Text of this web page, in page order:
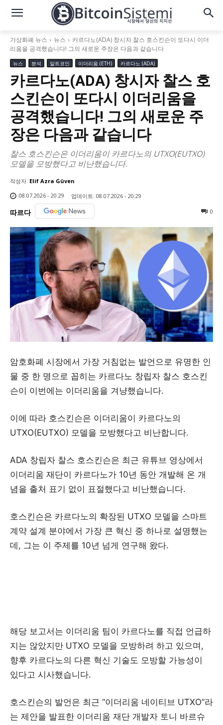
가상화폐 뉴스 뉴스
카르다노(ADA) 창시자 찰스 호스킨슨이 또다시 이더
리움을 공격했습니다! 그의 새로운 주장은 다음과 같습니다
뉴스 분석 알트코인 이더리움 (ETH) 카르다노 (ADA)
카르다노(ADA) 창시자 찰스 호
스킨슨이 또다시 이더리움을
공격했습니다! 그의 새로운 주
장은 다음과 같습니다
찰스 호스킨슨은 이더리움이 카르다노의 UTXO(EUTXO)
모델을 모방했다고 비난했습니다.
작성자: Elif Azra Güven
08.07.2026 - 20:29
업데이트: 08.07.2026 - 20:29
따르다 0
암호화폐 시장에서 가장 거침없는 발언으로 유명한 인
물 중 한 명으로 꼽히는 카르다노 창립자 찰스 호스킨
슨이 이번에는 이더리움을 겨냥했습니다.
이에 따라 호스킨슨은 이더리움이 카르다노의
UTXO(EUTXO) 모델을 모방했다고 비난합니다.
ADA 창립자 찰스 호스킨슨은 최근 유튜브 영상에서
이더리움 재단이 카르다노가 10년 동안 개발해 온 개
념을 출처 표기 없이 표절했다고 비난했습니다.
호스킨슨은 카르다노의 확장된 UTXO 모델을 스마트
계약 설계 분야에서 가장 큰 혁신 중 하나로 설명했는
데, 그는 이 주제를 10년 넘게 연구해 왔다.
해당 보고서는 이더리움 팀이 카르다노를 직접 언급하
지는 않았지만 UTXO 모델을 모방하려 하고 있으며,
향후 카르다노의 다른 혁신 기술도 모방할 가능성이
있다고 시사했습니다.
호스킨슨의 발언은 최근 “이더리움 네이티브 UTXO”라
는 제안을 발표한 이더리움 재단 개발자 토니 바르슈